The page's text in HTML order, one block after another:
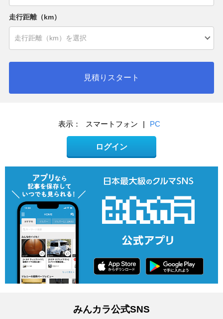
走行距離（km）
見積りスタート
表示： スマートフォン | PC
ログイン
みんカラ公式SNS